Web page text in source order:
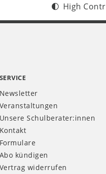
High
SERVICE
Newsletter
Veranstaltungen
Unsere Schulberater:innen
Kontakt
Formulare
Abo kündigen
Vertrag widerrufen